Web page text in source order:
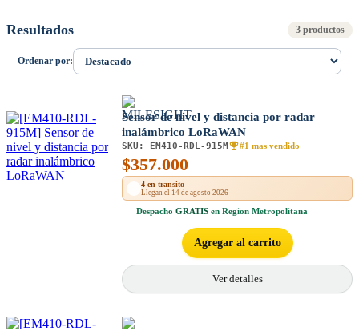
Resultados 3 productos
Ordenar por:
Sensor de nivel y distancia por radar
inalámbrico LoRaWAN
SKU: EM410-RDL-915M #1 mas vendido
$357.000
4 en transito
Llegan el 14 de agosto 2026
Despacho GRATIS en Region Metropolitana
Agregar al carrito
Ver detalles